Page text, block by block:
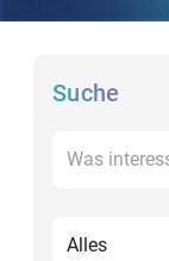
Suche
Alles